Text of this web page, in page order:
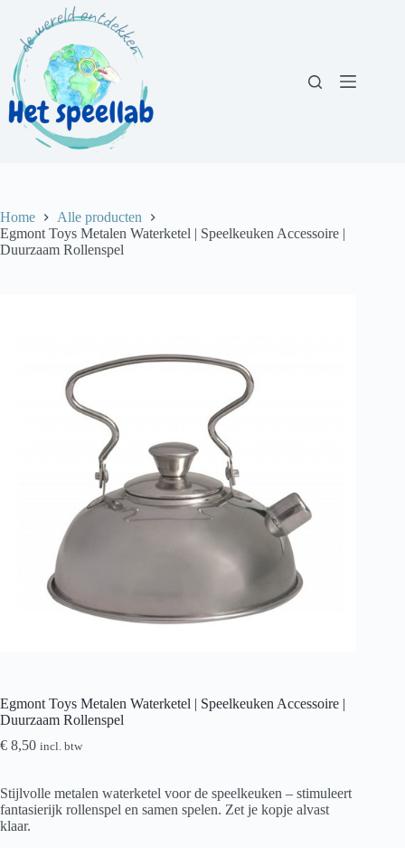
inhoud
Home
Alle producten
Egmont Toys Metalen Waterketel | Speelkeuken Accessoire |
Duurzaam Rollenspel
Egmont Toys Metalen Waterketel | Speelkeuken Accessoire |
Duurzaam Rollenspel
€ 8,50 incl. btw
Stijlvolle metalen waterketel voor de speelkeuken – stimuleert
fantasierijk rollenspel en samen spelen. Zet je kopje alvast
klaar.